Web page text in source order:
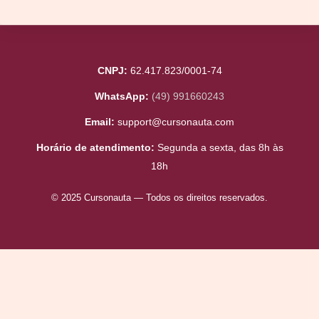
CNPJ: 62.417.823/0001-74
WhatsApp: (49) 991660243
Email: support@cursonauta.com
Horário de atendimento: Segunda a sexta, das 8h às
18h
© 2025 Cursonauta — Todos os direitos reservados.